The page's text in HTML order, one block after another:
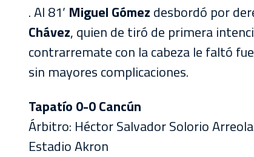
. Al 81’ Miguel Gómez desbordó por
Chávez, quien de tiró de primera
contrarremate con la cabeza le faltó
sin mayores complicaciones.
Tapatío 0-0 Cancún
Árbitro: Héctor Salvador Solorio Arreola
Estadio Akron